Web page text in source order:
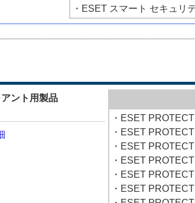
・ESET スマート セキュリ
ント用製品
・ESET
・ESET
・ESET
・ESET
・ESET
・ESET